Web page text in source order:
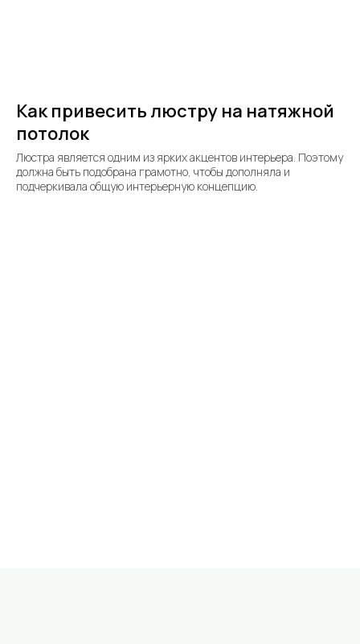
Как привесить люстру на натяжной
потолок
Люстра является одним из ярких акцентов интерьера. Поэтому
должна быть подобрана грамотно, чтобы дополняла и
подчеркивала общую интерьерную концепцию.